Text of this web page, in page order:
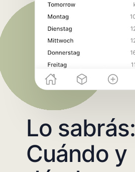
Lo sabrás:
Cuándo y